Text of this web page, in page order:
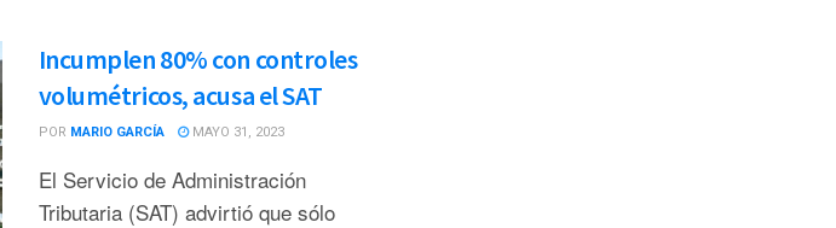
Incumplen 80% con controles
volumétricos, acusa el SAT
POR MARIO GARCÍA MAYO 31, 2023
El Servicio de Administración
Tributaria (SAT) advirtió que sólo